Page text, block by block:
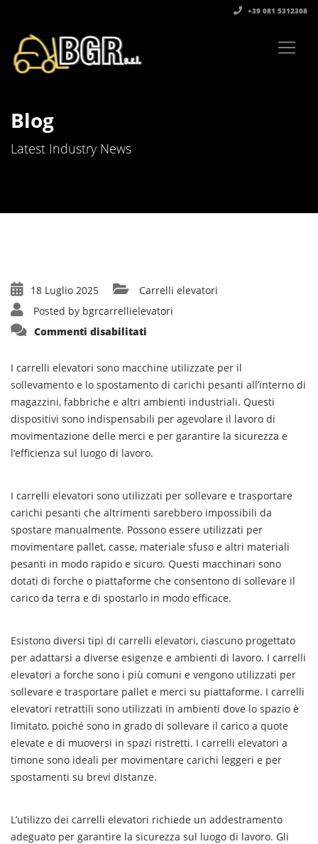
+39 081 5312308‬
Blog
Latest Industry News
18 Luglio 2025
Carrelli elevatori
Posted by bgrcarrellielevatori
Commenti disabilitati
I carrelli elevatori sono macchine utilizzate per il
sollevamento e lo spostamento di carichi pesanti all’interno di
magazzini, fabbriche e altri ambienti industriali. Questi
dispositivi sono indispensabili per agevolare il lavoro di
movimentazione delle merci e per garantire la sicurezza e
l’efficienza sul luogo di lavoro.
I carrelli elevatori sono utilizzati per sollevare e trasportare
carichi pesanti che altrimenti sarebbero impossibili da
spostare manualmente. Possono essere utilizzati per
movimentare pallet, casse, materiale sfuso e altri materiali
pesanti in modo rapido e sicuro. Questi macchinari sono
dotati di forche o piattaforme che consentono di sollevare il
carico da terra e di spostarlo in modo efficace.
Esistono diversi tipi di carrelli elevatori, ciascuno progettato
per adattarsi a diverse esigenze e ambienti di lavoro. I carrelli
elevatori a forche sono i più comuni e vengono utilizzati per
sollevare e trasportare pallet e merci su piattaforme. I carrelli
elevatori retrattili sono utilizzati in ambienti dove lo spazio è
limitato, poiché sono in grado di sollevare il carico a quote
elevate e di muoversi in spazi ristretti. I carrelli elevatori a
timone sono ideali per movimentare carichi leggeri e per
spostamenti su brevi distanze.
L’utilizzo dei carrelli elevatori richiede un addestramento
adeguato per garantire la sicurezza sul luogo di lavoro. Gli